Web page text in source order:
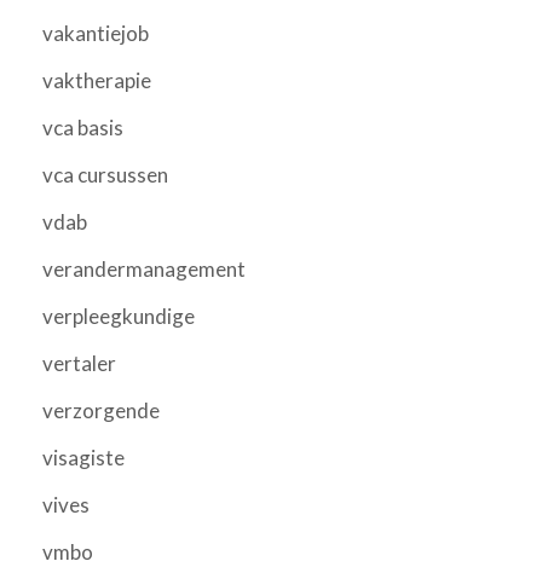
vakantiejob
vaktherapie
vca basis
vca cursussen
vdab
verandermanagement
verpleegkundige
vertaler
verzorgende
visagiste
vives
vmbo